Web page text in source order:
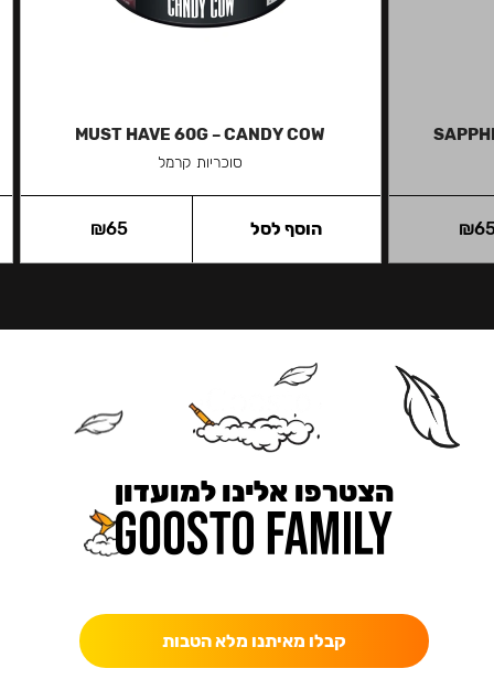
₪
MUST HAVE 60G – CANDY COW
סוכריות קרמל
₪65 הוסף לסל
הצטרפו אלינו למועדון
קבלו מאיתנו מלא הטבות